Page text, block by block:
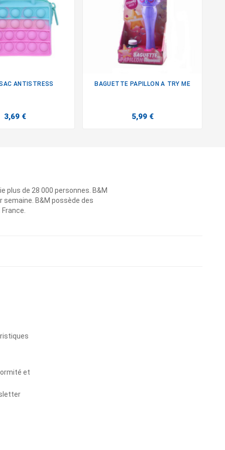
ANTISTRESS
3,69 €
BAGUETTE PAPILLON A TRY ME
5,99 €
plus de 28 000 personnes. B&M
B&M possède des
et